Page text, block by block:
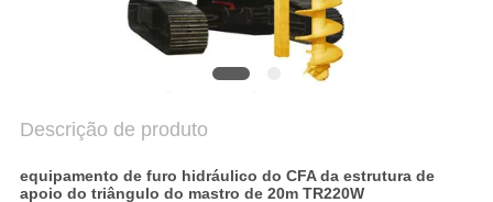
Descrição de produto
equipamento de furo hidráulico do CFA da estrutura de
apoio do triângulo do mastro de 20m TR220W